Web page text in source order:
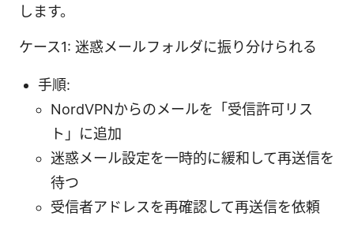
します。
ケース1: 迷惑メールフォルダに振り分けられる
手順:
NordVPNからのメールを「受信許可リス
ト」に追加
迷惑メール設定を一時的に緩和して再送信を
待つ
受信者アドレスを再確認して再送信を依頼